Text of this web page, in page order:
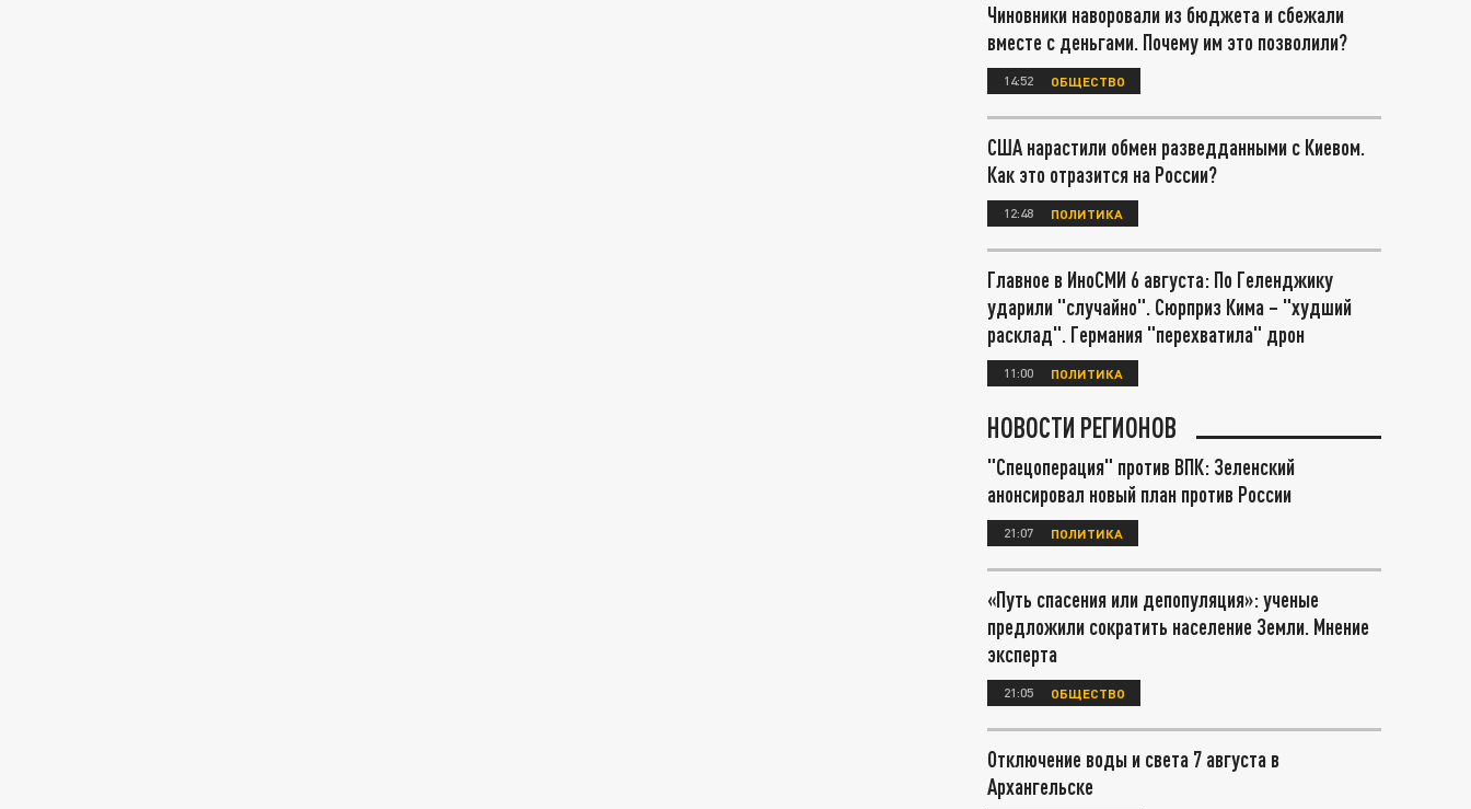
Чиновники наворовали из бюджета и сбежали
вместе с деньгами. Почему им это позволили?
14:52 ОБЩЕСТВО
США нарастили обмен разведданными с Киевом.
Как это отразится на России?
12:48 ПОЛИТИКА
Главное в ИноСМИ 6 августа: По Геленджику
ударили "случайно". Сюрприз Кима – "худший
расклад". Германия "перехватила" дрон
11:00 ПОЛИТИКА
НОВОСТИ РЕГИОНОВ
"Спецоперация" против ВПК: Зеленский
анонсировал новый план против России
21:07 ПОЛИТИКА
«Путь спасения или депопуляция»: ученые
предложили сократить население Земли. Мнение
эксперта
21:05 ОБЩЕСТВО
Отключение воды и света 7 августа в
Архангельске